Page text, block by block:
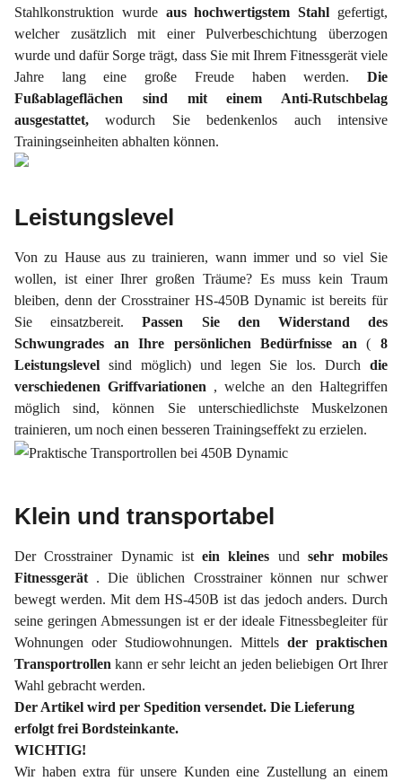
Stahlkonstruktion wurde aus hochwertigstem Stahl gefertigt,
welcher zusätzlich mit einer Pulverbeschichtung überzogen
wurde und dafür Sorge trägt, dass Sie mit Ihrem Fitnessgerät viele
Jahre lang eine große Freude haben werden. Die
Fußablageflächen sind mit einem Anti-Rutschbelag
ausgestattet,wodurch Sie bedenkenlos auch intensive
Trainingseinheiten abhalten können.
Leistungslevel
Von zu Hause aus zu trainieren, wann immer und so viel Sie
wollen, ist einer Ihrer großen Träume? Es muss kein Traum
bleiben, denn der Crosstrainer HS-450B Dynamic ist bereits für
Sie einsatzbereit.Passen Sie den Widerstand des
Schwungrades an Ihre persönlichen Bedürfnisse an(8
Leistungslevel sind möglich) und legen Sie los. Durch die
verschiedenen Griffvariationen , welche an den Haltegriffen
möglich sind, können Sie unterschiedlichste Muskelzonen
trainieren, um noch einen besseren Trainingseffekt zu erzielen.
Klein und transportabel
Der Crosstrainer Dynamic ist ein kleines und sehr mobiles
Fitnessgerät . Die üblichen Crosstrainer können nur schwer
bewegt werden. Mit dem HS-450B ist das jedoch anders. Durch
seine geringen Abmessungen ist er der ideale Fitnessbegleiter für
Wohnungen oder Studiowohnungen. Mittels der praktischen
Transportrollenkann er sehr leicht an jeden beliebigen Ort Ihrer
Wahl gebracht werden.
Der Artikel wird per Spedition versendet. Die Lieferung
erfolgt frei Bordsteinkante.
WICHTIG!
Wir haben extra für unsere Kunden eine Zustellung an einem